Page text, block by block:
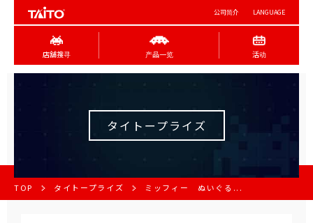
公司简介 LANGUAGE
店舖搜寻 产品一览 活动
タイトープライズ
TOP タイトープライズ ミッフィー ぬいぐる...